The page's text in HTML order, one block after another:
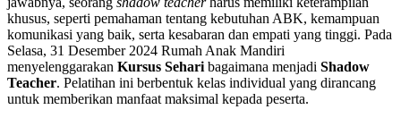
khusus, seperti pemahaman tentang kebutuhan ABK, kemampuan
komunikasi yang baik, serta kesabaran dan empati yang tinggi. Pada
Selasa, 31 Desember 2024 Rumah Anak Mandiri
menyelenggarakan Kursus Sehari bagaimana menjadi Shadow
Teacher. Pelatihan ini berbentuk kelas individual yang dirancang
untuk memberikan manfaat maksimal kepada peserta.